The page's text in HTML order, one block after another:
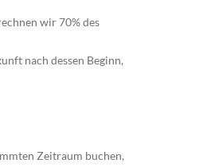
wir 70% des
nach dessen Beginn,
Zeitraum buchen,